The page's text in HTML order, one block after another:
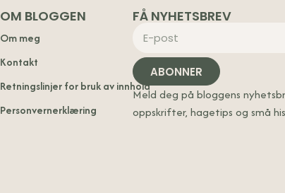
OM BLOGGEN
Om meg
Kontakt
Retningslinjer for bruk av innhold
Personvernerklæring
FÅ NYHETSBREV
ABONNER
Meld deg på bloggens
oppskrifter, hagetips og små